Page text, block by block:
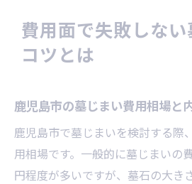
費用面で失敗しな
コツとは
鹿児島市の墓じまい費用相場と
鹿児島市で墓じまいを検討する際
用相場です。一般的に墓じまいの
円程度が多いですが、墓石の大き